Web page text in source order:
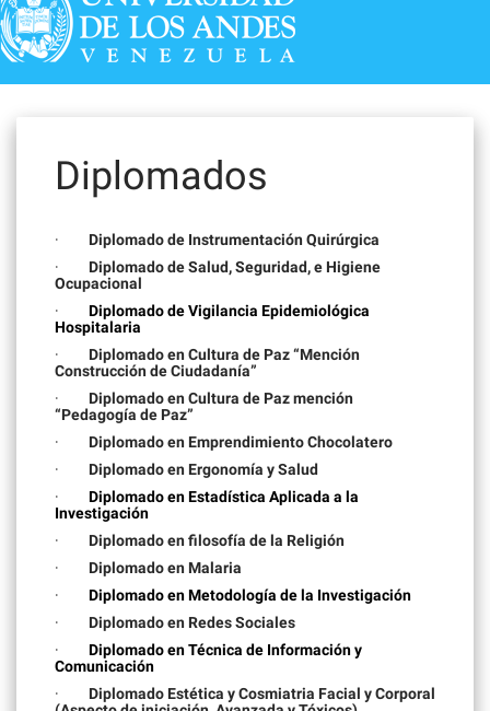
Diplomados
· Diplomado de Instrumentación Quirúrgica
· Diplomado de Salud, Seguridad, e Higiene
Ocupacional
· Diplomado de Vigilancia Epidemiológica
Hospitalaria
· Diplomado en Cultura de Paz “Mención
Construcción de Ciudadanía”
· Diplomado en Cultura de Paz mención
“Pedagogía de Paz”
· Diplomado en Emprendimiento Chocolatero
· Diplomado en Ergonomía y Salud
· Diplomado en Estadística Aplicada a la
Investigación
· Diplomado en filosofía de la Religión
· Diplomado en Malaria
· Diplomado en Metodología de la Investigación
· Diplomado en Redes Sociales
· Diplomado en Técnica de Información y
Comunicación
· Diplomado Estética y Cosmiatria Facial y Corporal